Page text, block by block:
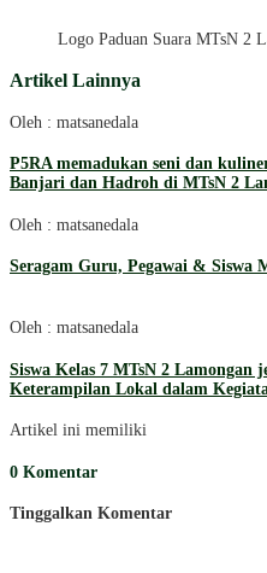
Logo Paduan Suara MTsN 2
Artikel Lainnya
Oleh : matsanedala
P5RA memadukan seni dan
Banjari dan Hadroh di MTsN 2
Oleh : matsanedala
Seragam Guru, Pegawai & Siswa
Oleh : matsanedala
Siswa Kelas 7 MTsN 2 Lamongan
Keterampilan Lokal dalam
Artikel ini memiliki
0 Komentar
Tinggalkan Komentar